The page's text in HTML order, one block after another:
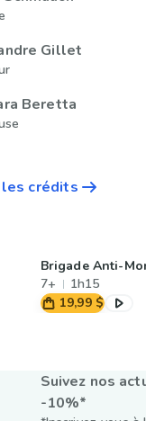
Gillet
Beretta
crédits
Brigade Anti-
7+
1h15
19,99 $
Suivez nos
-10%*